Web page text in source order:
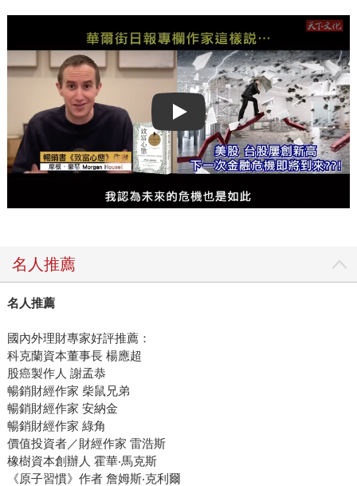
Play video
名人推薦
名人推薦
國內外理財專家好評推薦：
科克蘭資本董事長 楊應超
股癌製作人 謝孟恭
暢銷財經作家 柴鼠兄弟
暢銷財經作家 安納金
暢銷財經作家 綠角
價值投資者／財經作家 雷浩斯
橡樹資本創辦人 霍華‧馬克斯
《原子習慣》作者 詹姆斯‧克利爾